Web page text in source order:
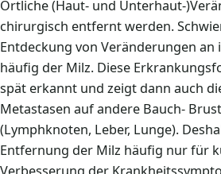
Örtliche (Haut- und Unterhaut-
chirurgisch entfernt werden.
Entdeckung von Veränderungen an
häufig der Milz. Diese
spät erkannt und zeigt dann auch
Metastasen auf andere Bauch-
(Lymphknoten, Leber, Lunge).
Entfernung der Milz häufig nur für